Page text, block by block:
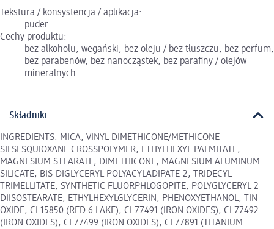
Tekstura / konsystencja / aplikacja:
puder
Cechy produktu:
bez alkoholu, wegański, bez oleju / bez tłuszczu, bez perfum,
bez parabenów, bez nanocząstek, bez parafiny / olejów
mineralnych
Składniki
INGREDIENTS: MICA, VINYL DIMETHICONE/METHICONE
SILSESQUIOXANE CROSSPOLYMER, ETHYLHEXYL PALMITATE,
MAGNESIUM STEARATE, DIMETHICONE, MAGNESIUM ALUMINUM
SILICATE, BIS-DIGLYCERYL POLYACYLADIPATE-2, TRIDECYL
TRIMELLITATE, SYNTHETIC FLUORPHLOGOPITE, POLYGLYCERYL-2
DIISOSTEARATE, ETHYLHEXYLGLYCERIN, PHENOXYETHANOL, TIN
OXIDE, CI 15850 (RED 6 LAKE), CI 77491 (IRON OXIDES), CI 77492
(IRON OXIDES), CI 77499 (IRON OXIDES), CI 77891 (TITANIUM